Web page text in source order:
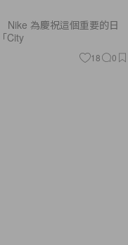
Nike 為慶祝這個重要的日
City
18 0